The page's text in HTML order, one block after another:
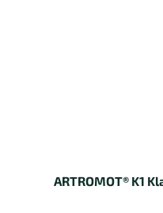
ARTROMOT® K1